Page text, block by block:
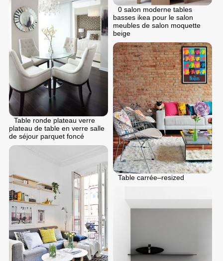
0 salon moderne tables
basses ikea pour le salon
meubles de salon moquette
beige
Table ronde plateau verre
plateau de table en verre salle
de séjour parquet foncé
Table carrée–resized